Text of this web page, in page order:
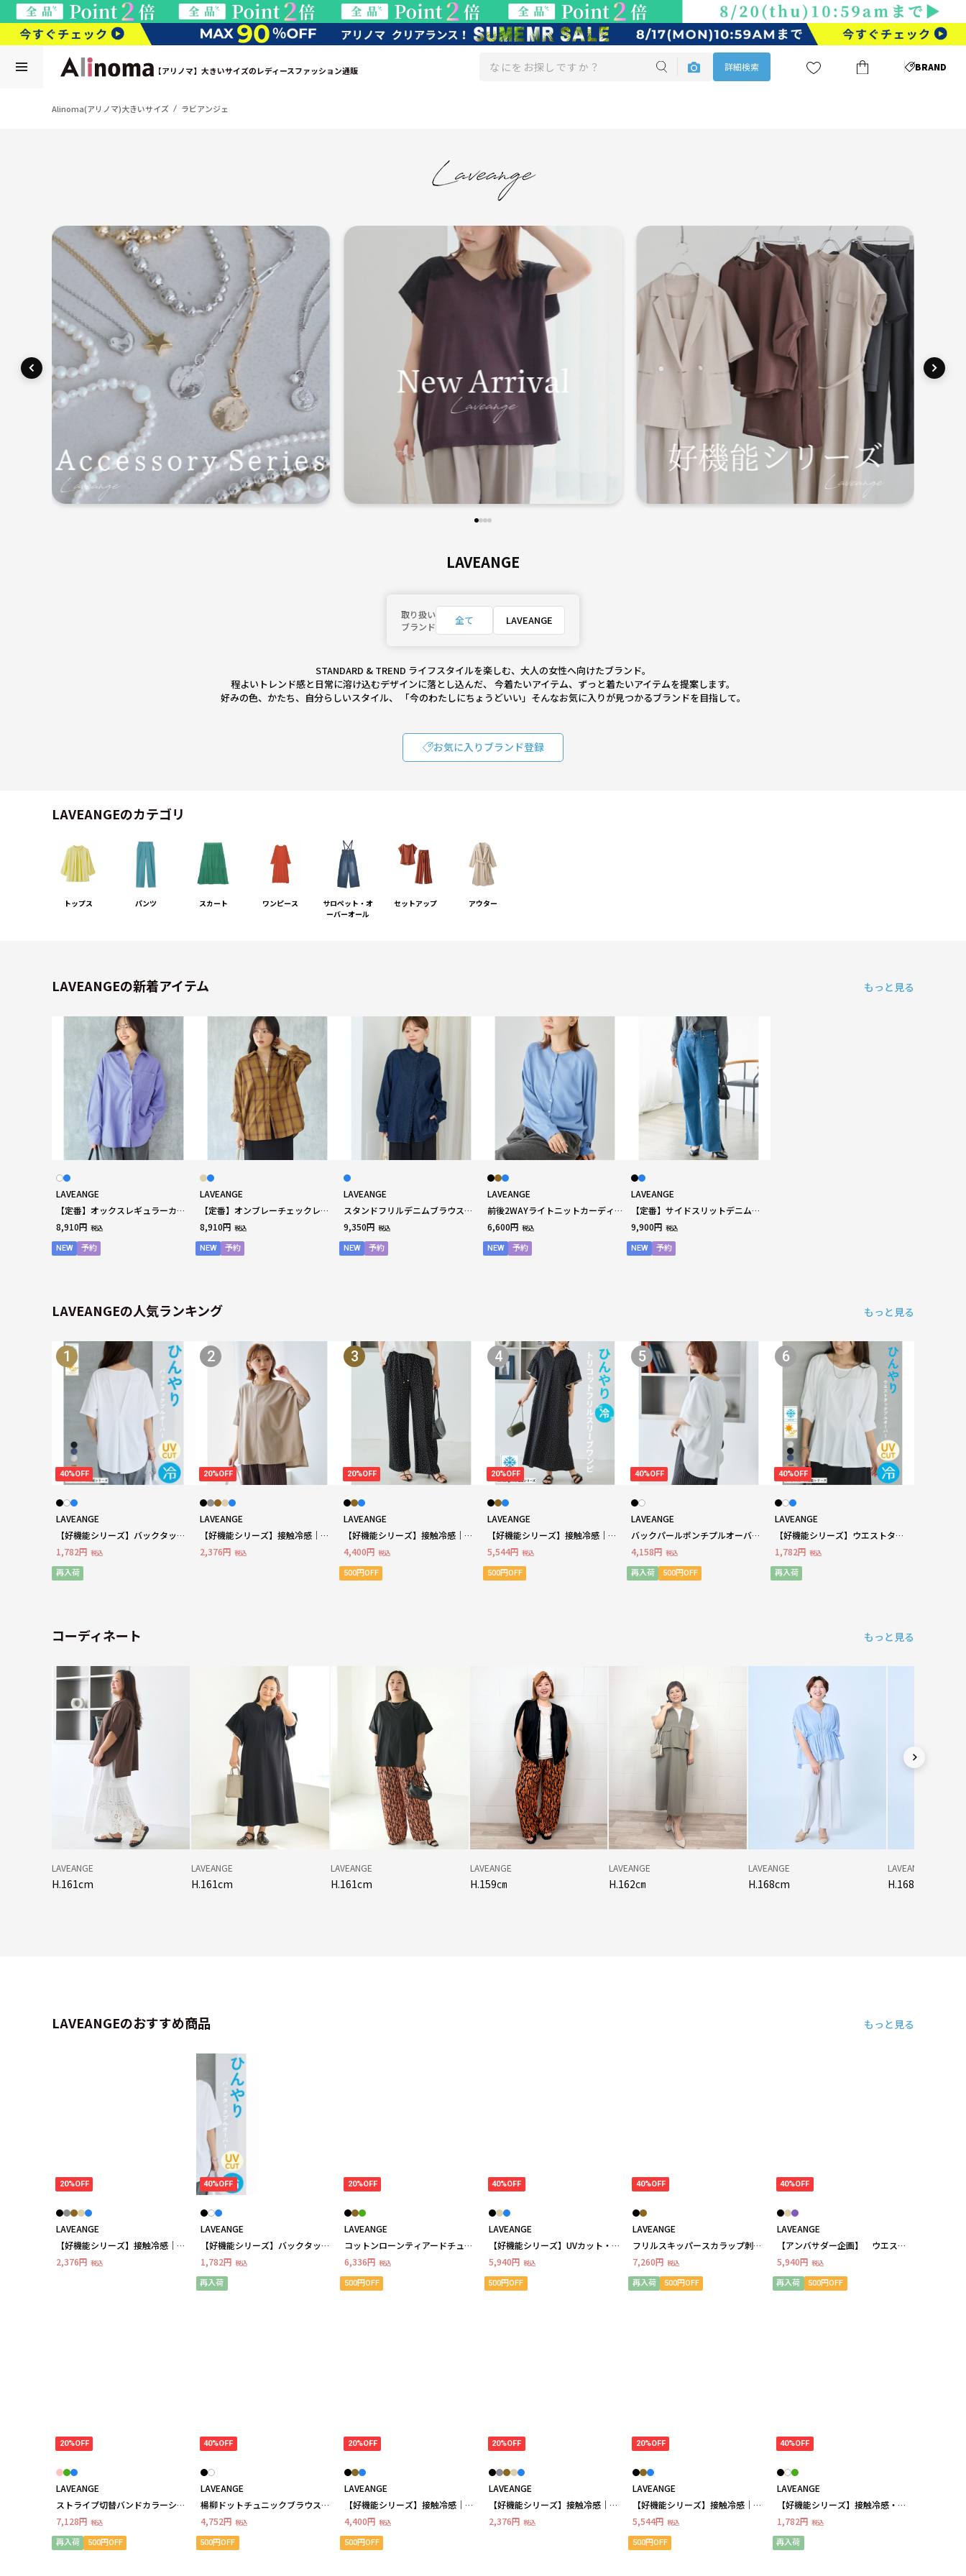
【アリノマ】大きいサイズのレディースファッション通販 詳細検索 BRAND
Alinoma(アリノマ)大きいサイズ ラビアンジェ
LAVEANGE
取り扱い
ブランド
全て LAVEANGE
STANDARD & TREND ライフスタイルを楽しむ、大人の女性へ向けたブランド。
程よいトレンド感と日常に溶け込むデザインに落とし込んだ、 今着たいアイテム、ずっと着たいアイテムを提案します。
好みの色、かたち、自分らしいスタイル、 「今のわたしにちょうどいい」そんなお気に入りが見つかるブランドを目指して。
お気に入りブランド登録
LAVEANGEのカテゴリ
トップス パンツ スカート ワンピース
サロペット・オ
ーバーオール
セットアップ アウター
LAVEANGEの新着アイテム もっと見る
LAVEANGE
【定番】オックスレギュラーカラ
ーシャツ｜羽織り/冷房対策/着回
し/大人カジュアル/きれいめ
LL/3L/4L/5L ラビアンジェ
8,910円 税込
NEW 予約
LAVEANGE
【定番】オンブレーチェックレギ
ュラーカラーシャツ｜羽織り/冷房
対策/着回し/大人カジュアル
LL/3L/4L/5L ラビアンジェ
8,910円 税込
NEW 予約
LAVEANGE
スタンドフリルデニムブラウス｜
綿100％/甘すぎないフリル/デニム
シャツ LL/3L/4L/5L ラビアンジ
ェ
9,350円 税込
NEW 予約
LAVEANGE
前後2WAYライトニットカーディ
ガン｜冷房対策/羽織り/秋まで使
える 3L/4L ラビアンジェ
6,600円 税込
NEW 予約
LAVEANGE
【定番】サイドスリットデニムパ
ンツ｜きれい見え/ウエストゴム/
綿100％ LL/3L/4L/5L ラビアン
ジェ
9,900円 税込
NEW 予約
LAVEANGEの人気ランキング もっと見る
1
40%OFF
LAVEANGE
【好機能シリーズ】バックタック
プルオーバー ラビアンジェ
1,782円 税込
再入荷
2
20%OFF
LAVEANGE
【好機能シリーズ】接触冷感｜ト
リコットワイドプルオーバー
LL/3L/4L/5L ラビアンジェ
2,376円 税込
3
20%OFF
LAVEANGE
【好機能シリーズ】接触冷感｜ト
リコットイージーパンツ
LL/3L/4L/5L ラビアンジェ
4,400円 税込
500円OFF
4
20%OFF
LAVEANGE
【好機能シリーズ】接触冷感｜ト
リコットフリルスリーブワンピー
ス LL/3L/4L/5L きれいめ ラビ
アンジェ
5,544円 税込
500円OFF
5
40%OFF
LAVEANGE
バックパールポンチプルオーバ
ー LL/3L/4L/5L きれいめカジュ
アル オンオフ兼用 ラビアンジ
ェ
4,158円 税込
再入荷 500円OFF
6
40%OFF
LAVEANGE
【好機能シリーズ】ウエストタッ
クプルオーバー ラビアンジェ
1,782円 税込
再入荷
コーディネート もっと見る
LAVEANGE
H.161cm
LAVEANGE
H.161cm
LAVEANGE
H.161cm
LAVEANGE
H.159㎝
LAVEANGE
H.162㎝
LAVEANGE
H.168cm
LAVEANGE
H.168cm
LAVEANGEのおすすめ商品 もっと見る
20%OFF
LAVEANGE
【好機能シリーズ】接触冷感｜ト
リコットスキッパープルオーバ
ー LL/3L/4L/5L オフィスカジ
2,376円 税込
40%OFF
LAVEANGE
【好機能シリーズ】バックタック
プルオーバー ラビアンジェ
1,782円 税込
再入荷
20%OFF
LAVEANGE
コットンローンティアードチュニ
ック LL/3L/4L/5L ラビアンジ
ェ
6,336円 税込
500円OFF
40%OFF
LAVEANGE
【好機能シリーズ】UVカット・接
触冷感・速乾｜ウエストタックワ
ンピース LL/3L/4L/5L オンオ
フ兼用 ラビアンジェ
5,940円 税込
500円OFF
40%OFF
LAVEANGE
フリルスキッパースカラップ刺繍
ワンピース LL/3L/4L ラビアン
ジェ
7,260円 税込
再入荷 500円OFF
40%OFF
LAVEANGE
【アンバサダー企画】 ウエスト
タックスキッパーワンピース 大
きいサイズレディース
5,940円 税込
再入荷 500円OFF
20%OFF
LAVEANGE
ストライプ切替バンドカラーシャ
ツワンピース LL/3L/4L/5L ラ
ビアンジェ
7,128円 税込
再入荷 500円OFF
40%OFF
LAVEANGE
楊柳ドットチュニックブラウス
LL/3L/4L/5L ラビアンジェ
4,752円 税込
500円OFF
20%OFF
LAVEANGE
【好機能シリーズ】接触冷感｜ト
リコットイージーパンツ
LL/3L/4L/5L ラビアンジェ
4,400円 税込
500円OFF
20%OFF
LAVEANGE
【好機能シリーズ】接触冷感｜ト
リコットワイドプルオーバー
LL/3L/4L/5L ラビアンジェ
2,376円 税込
20%OFF
LAVEANGE
【好機能シリーズ】接触冷感｜ト
リコットフリルスリーブワンピー
ス LL/3L/4L/5L きれいめ ラ
ビアンジェ
5,544円 税込
500円OFF
40%OFF
LAVEANGE
【好機能シリーズ】接触冷感・吸
水速乾・UVカット｜フロッキーロ
ゴTシャツ LL/3L/4L/5L ラビア
ンジェ
1,782円 税込
再入荷